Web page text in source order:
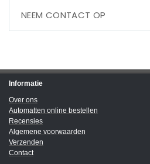
NEEM CONTACT OP
Informatie
Over ons
Automatten online bestellen
Recensies
Algemene voorwaarden
Verzenden
Contact